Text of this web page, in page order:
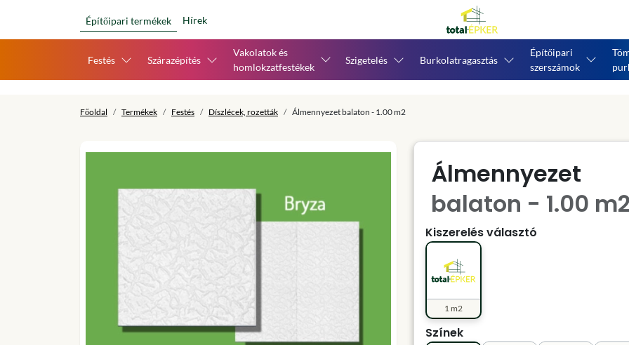
Építőipari termékek Hírek
Festés Szárazépítés
Vakolatok és
homlokzatfestékek
Szigetelés Burkolatragasztás
Építőipari
szerszámok
Főoldal Termékek Festés Díszlécek, rozetták Álmennyezet balaton - 1.00 m2
Álmennyezet
balaton - 1.00
Kiszerelés választó
1 m2
Színek